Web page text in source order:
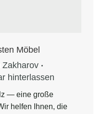
Möbel
Zakharov
hinterlassen
— eine große
helfen Ihnen, die